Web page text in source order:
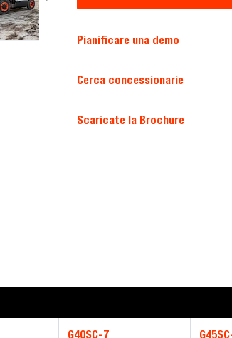
Pianificare una demo
Cerca concessionarie
Scaricate la Brochure
G40SC-7